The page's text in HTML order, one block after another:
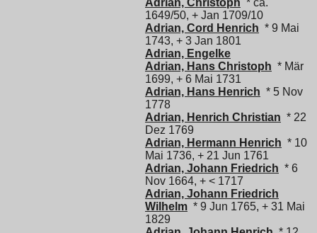
Adrian, Christoph * ca.
1649/50, + Jan 1709/10
Adrian, Cord Henrich * 9 Mai
1743, + 3 Jan 1801
Adrian, Engelke
Adrian, Hans Christoph * Mär
1699, + 6 Mai 1731
Adrian, Hans Henrich * 5 Nov
1778
Adrian, Henrich Christian * 22
Dez 1769
Adrian, Hermann Henrich * 10
Mai 1736, + 21 Jun 1761
Adrian, Johann Friedrich * 6
Nov 1664, + < 1717
Adrian, Johann Friedrich
Wilhelm * 9 Jun 1765, + 31 Mai
1829